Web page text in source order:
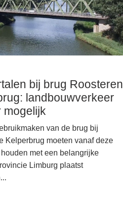
bij brug Roosteren
landbouwverkeer
mogelijk
van de brug bij
Kelperbrug moeten vanaf deze
met een belangrijke
Limburg plaatst